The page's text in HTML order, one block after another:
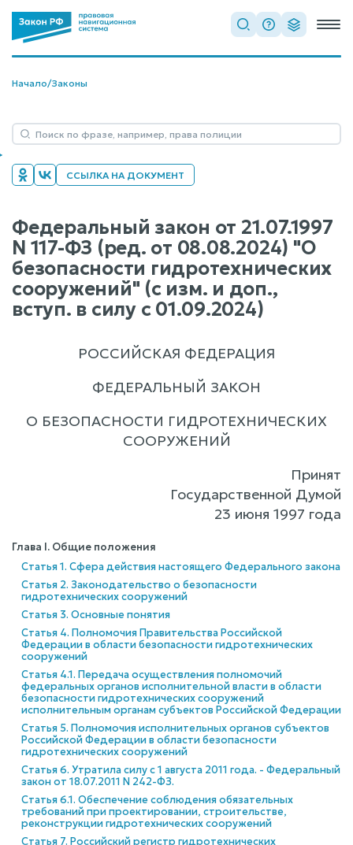
Начало/Законы
ССЫЛКА НА ДОКУМЕНТ
Федеральный закон от 21.07.1997
N 117-ФЗ (ред. от 08.08.2024) "О
безопасности гидротехнических
сооружений" (с изм. и доп.,
вступ. в силу с 01.09.2024)
РОССИЙСКАЯ ФЕДЕРАЦИЯ
ФЕДЕРАЛЬНЫЙ ЗАКОН
О БЕЗОПАСНОСТИ ГИДРОТЕХНИЧЕСКИХ
СООРУЖЕНИЙ
Принят
Государственной Думой
23 июня 1997 года
Глава I. Общие положения
Статья 1. Сфера действия настоящего Федерального закона
Статья 2. Законодательство о безопасности
гидротехнических сооружений
Статья 3. Основные понятия
Статья 4. Полномочия Правительства Российской
Федерации в области безопасности гидротехнических
сооружений
Статья 4.1. Передача осуществления полномочий
федеральных органов исполнительной власти в области
безопасности гидротехнических сооружений
исполнительным органам субъектов Российской Федерации
Статья 5. Полномочия исполнительных органов субъектов
Российской Федерации в области безопасности
гидротехнических сооружений
Статья 6. Утратила силу с 1 августа 2011 года. - Федеральный
закон от 18.07.2011 N 242-ФЗ.
Статья 6.1. Обеспечение соблюдения обязательных
требований при проектировании, строительстве,
реконструкции гидротехнических сооружений
Статья 7. Российский регистр гидротехнических